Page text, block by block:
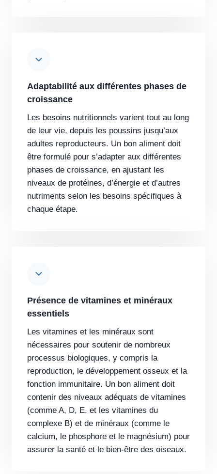
Adaptabilité aux différentes phases de
croissance
Les besoins nutritionnels varient tout au long
de leur vie, depuis les poussins jusqu’aux
adultes reproducteurs. Un bon aliment doit
être formulé pour s’adapter aux différentes
phases de croissance, en ajustant les
niveaux de protéines, d’énergie et d’autres
nutriments selon les besoins spécifiques à
chaque étape.
Présence de vitamines et minéraux
essentiels
Les vitamines et les minéraux sont
nécessaires pour soutenir de nombreux
processus biologiques, y compris la
reproduction, le développement osseux et la
fonction immunitaire. Un bon aliment doit
contenir des niveaux adéquats de vitamines
(comme A, D, E, et les vitamines du
complexe B) et de minéraux (comme le
calcium, le phosphore et le magnésium) pour
assurer la santé et le bien-être des oiseaux.